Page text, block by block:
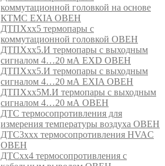
коммутационной головкой на основе
КТМС EXIA ОВЕН
ДТПХхх5 термопары с
коммутационной головкой ОВЕН
ДТПХхх5.И термопары с выходным
сигналом 4…20 мА EXD ОВЕН
ДТПХхх5.И термопары с выходным
сигналом 4…20 мА EXIA ОВЕН
ДТПХхх5М.И термопары с выходным
сигналом 4…20 мА ОВЕН
ДТС термосопротивления для
измерения температуры воздуха ОВЕН
ДТС3ххх термосопротивления HVAC
ОВЕН
ДТСхх4 термосопротивления с